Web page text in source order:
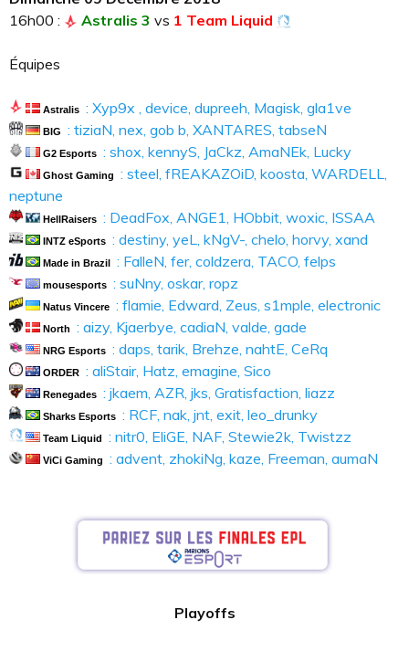
16h00 :
Astralis 3 vs 1 Team Liquid
Équipes
Astralis : Xyp9x , device, dupreeh, Magisk, gla1ve
BIG : tiziaN, nex, gob b, XANTARES, tabseN
G2 Esports : shox, kennyS, JaCkz, AmaNEk, Lucky
Ghost Gaming
: steel, fREAKAZOiD, koosta, WARDELL,
neptune
HellRaisers : DeadFox, ANGE1, HObbit, woxic, ISSAA
INTZ eSports : destiny, yeL, kNgV-, chelo, horvy, xand
Made in Brazil : FalleN, fer, coldzera, TACO, felps
mousesports : suNny, oskar, ropz
Natus Vincere : flamie, Edward, Zeus, s1mple, electronic
North : aizy, Kjaerbye, cadiaN, valde, gade
NRG Esports : daps, tarik, Brehze, nahtE, CeRq
ORDER : aliStair, Hatz, emagine, Sico
Renegades : jkaem, AZR, jks, Gratisfaction, liazz
Sharks Esports : RCF, nak, jnt, exit, leo_drunky
Team Liquid : nitr0, EliGE, NAF, Stewie2k, Twistzz
ViCi Gaming : advent, zhokiNg, kaze, Freeman, aumaN
Playoffs